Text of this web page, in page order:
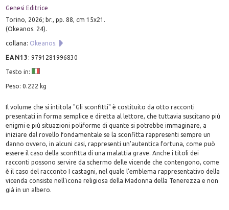
Genesi Editrice
Torino, 2026; br., pp. 88, cm 15x21.
(Okeanos. 24).
collana: Okeanos.
EAN13 :9791281996830
Testo in:
Peso: 0.222 kg
Il volume che si intitola "Gli sconfitti" è costituito da otto racconti
presentati in forma semplice e diretta al lettore, che tuttavia suscitano più
enigmi e più situazioni poliforme di quante si potrebbe immaginare, a
iniziare dal rovello fondamentale se la sconfitta rappresenti sempre un
danno ovvero, in alcuni casi, rappresenti un'autentica fortuna, come può
essere il caso della sconfitta di una malattia grave. Anche i titoli dei
racconti possono servire da schermo delle vicende che contengono, come
è il caso del racconto I castagni, nel quale l'emblema rappresentativo della
vicenda consiste nell'icona religiosa della Madonna della Tenerezza e non
già in un albero.